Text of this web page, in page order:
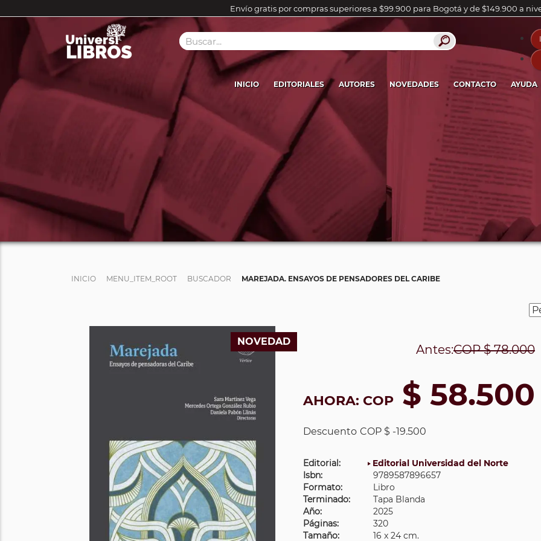
Envío gratis por compras superiores a $99.900 para Bogotá y de $149.900 a
INICIO EDITORIALES AUTORES NOVEDADES CONTACTO AYUDA
INICIO MENU_ITEM_ROOT BUSCADOR MAREJADA. ENSAYOS DE PENSADORES DEL CARIBE
NOVEDAD
Antes:COP$ 78.000
AHORA: COP $ 58.500
Descuento COP $ -19.500
Editorial:
Editorial Universidad del Norte
Isbn:
9789587896657
Formato:
Libro
Terminado:
Tapa Blanda
Año:
2025
Páginas:
320
Tamaño:
16 x 24 cm.